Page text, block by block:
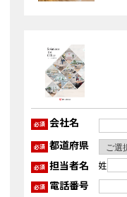
必須 会社名
必須 都道府県
必須 担当者名 姓
必須 電話番号